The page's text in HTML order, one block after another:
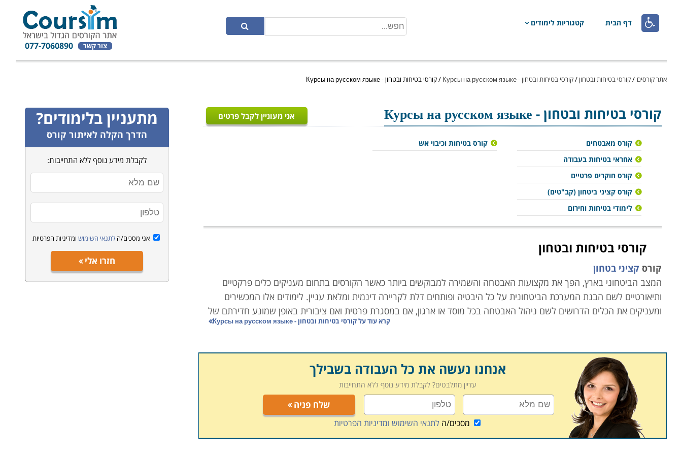
 דף הבית קטגוריות לימודים
צור קשר 077-7060890
אתר קורסים /קורסי בטיחות ובטחון/קורסי בטיחות ובטחון - Курсы на русском языке /קורסי בטיחות ובטחון - Курсы на русском языке
קורסי בטיחות ובטחון- Курсы на русском языке אני מעוניין לקבל פרטים
קורס מאבטחים
אחראי בטיחות בעבודה
קורס חוקרים פרטיים
קורס קציני ביטחון (קב"טים)
לימודי בטיחות וחירום
קורס בטיחות וכיבוי אש
קורסי בטיחות ובטחון
קורס קציני בטחון
המצב הביטחוני בארץ, הפך את מקצועות האבטחה והשמירה למבוקשים ביותר כאשר הקורסים בתחום מעניקים כלים פרקטיים
ותיאורטיים לשם הבנת המערכת הביטחונית על כל היבטיה ופותחים דלת לקריירה דינמית ומלאת עניין. לימודים אלו המכשירים
ומעניקים את הכלים הדרושים לשם ניהול האבטחה בכל מוסד או ארגון, אם במסגרת פרטית ואם ציבורית באופן שמונע חדירתם של
למי מתאימים הלימודים
הלימודים הינם מותאמים לכל מי שעולם הביטחון והאבטחה מרתק אותו ומעוניין לרכוש לעצמו מקצוע לעתיד בתוך זמן קצר
ולהשתלב במערכות אבטחה וביטחון.
מה לומדים
הפעלת מערכת הביטחונית בארגון, ניהול ציוד ומחסן נשק, לימודי חבלה וטרור בארץ ובעולם, יכולת פיקוח והכנת תיק שטח, הכרת
מערכות מיגון ואבטחה שונות, כלים ליצירת שיתופי פעולה עם גורמי הביטחון וההצלה. לימודי בטיחות , בנייה אחזקה ו ריתוך
קרא עוד עלקורסי בטיחות ובטחון - Курсы на русском языке
אנחנו נעשה את כל העבודה בשבילך
עדיין מתלבטים? לקבלת מידע נוסף ללא התחייבות
שלח פניה
מסכים/הלתנאי השימוש ומדיניות הפרטיות
מתעניין בלימודים?
הדרך הקלה לאיתור קורס
לקבלת מידע נוסף ללא התחייבות:
אני מסכים/הלתנאי השימוש ומדיניות הפרטיות
חזרו אלי